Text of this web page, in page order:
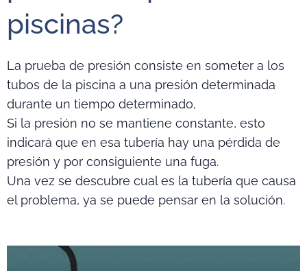
piscinas?
La prueba de presión consiste en someter a los
tubos de la piscina a una presión determinada
durante un tiempo determinado,
Si la presión no se mantiene constante, esto
indicará que en esa tubería hay una pérdida de
presión y por consiguiente una fuga.
Una vez se descubre cual es la tubería que causa
el problema, ya se puede pensar en la solución.